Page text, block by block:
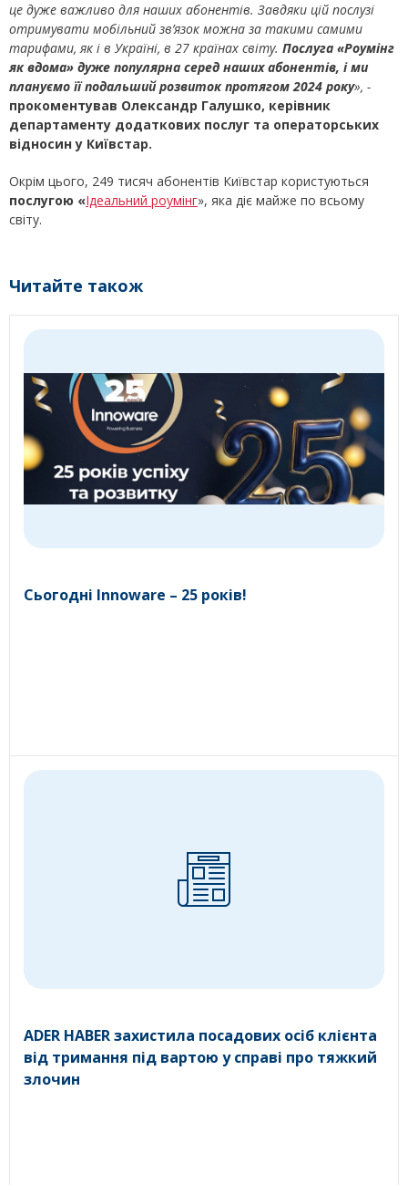
це дуже важливо для наших абонентів. Завдяки цій послузі
отримувати мобільний зв’язок можна за такими самими
тарифами, як і в Україні, в 27 країнах світу. Послуга «Роумінг
як вдома» дуже популярна серед наших абонентів, і ми
плануємо її подальший розвиток протягом 2024 року», -
прокоментував Олександр Галушко, керівник
департаменту додаткових послуг та операторських
відносин у Київстар.
Окрім цього, 249 тисяч абонентів Київстар користуються
послугою «Ідеальний роумінг», яка діє майже по всьому
світу.
Читайте також
Сьогодні Innoware – 25 років!
ADER HABER захистила посадових осіб клієнта
від тримання під вартою у справі про тяжкий
злочин